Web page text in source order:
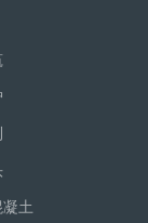
土